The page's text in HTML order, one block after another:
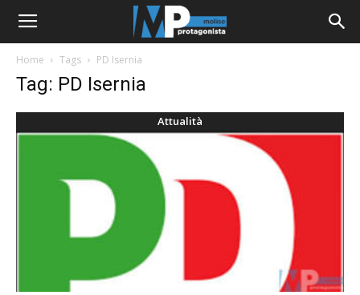
Home Tags PD Isernia
Tag: PD Isernia
Attualità